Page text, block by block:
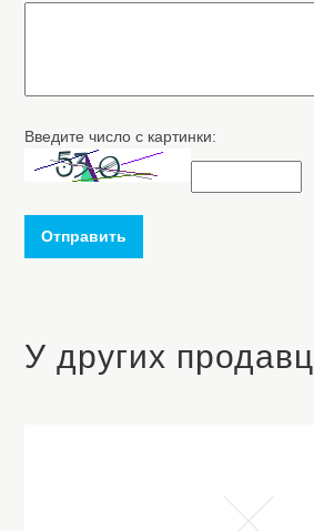
Введите число с картинки:
Отправить
У других